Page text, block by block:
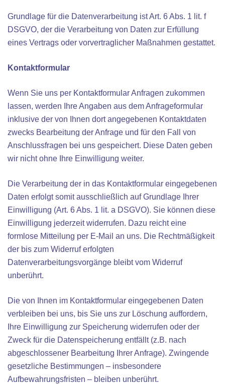
Grundlage für die Datenverarbeitung ist Art. 6 Abs. 1 lit. f
DSGVO, der die Verarbeitung von Daten zur Erfüllung
eines Vertrags oder vorvertraglicher Maßnahmen gestattet.
Kontaktformular
Wenn Sie uns per Kontaktformular Anfragen zukommen
lassen, werden Ihre Angaben aus dem Anfrageformular
inklusive der von Ihnen dort angegebenen Kontaktdaten
zwecks Bearbeitung der Anfrage und für den Fall von
Anschlussfragen bei uns gespeichert. Diese Daten geben
wir nicht ohne Ihre Einwilligung weiter.
Die Verarbeitung der in das Kontaktformular eingegebenen
Daten erfolgt somit ausschließlich auf Grundlage Ihrer
Einwilligung (Art. 6 Abs. 1 lit. a DSGVO). Sie können diese
Einwilligung jederzeit widerrufen. Dazu reicht eine
formlose Mitteilung per E-Mail an uns. Die Rechtmäßigkeit
der bis zum Widerruf erfolgten
Datenverarbeitungsvorgänge bleibt vom Widerruf
unberührt.
Die von Ihnen im Kontaktformular eingegebenen Daten
verbleiben bei uns, bis Sie uns zur Löschung auffordern,
Ihre Einwilligung zur Speicherung widerrufen oder der
Zweck für die Datenspeicherung entfällt (z.B. nach
abgeschlossener Bearbeitung Ihrer Anfrage). Zwingende
gesetzliche Bestimmungen – insbesondere
Aufbewahrungsfristen – bleiben unberührt.